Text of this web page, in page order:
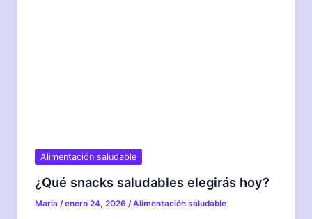
Alimentación saludable
¿Qué snacks saludables elegirás hoy?
Maria /enero 24, 2026 /Alimentación saludable